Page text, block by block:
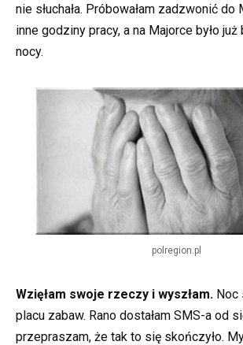
nie słuchała. Próbowałam zadzwonić do
inne godziny pracy, a na Majorce było
nocy.
polregion.pl
Wzięłam swoje rzeczy i wyszłam. Noc
placu zabaw. Rano dostałam SMS-a od
przepraszam, że tak to się skończyło.